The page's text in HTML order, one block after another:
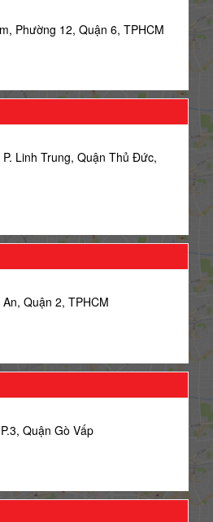
Phường 12, Quận 6, TPHCM
Linh Trung, Quận Thủ Đức,
Quận 2, TPHCM
Quận Gò Vấp